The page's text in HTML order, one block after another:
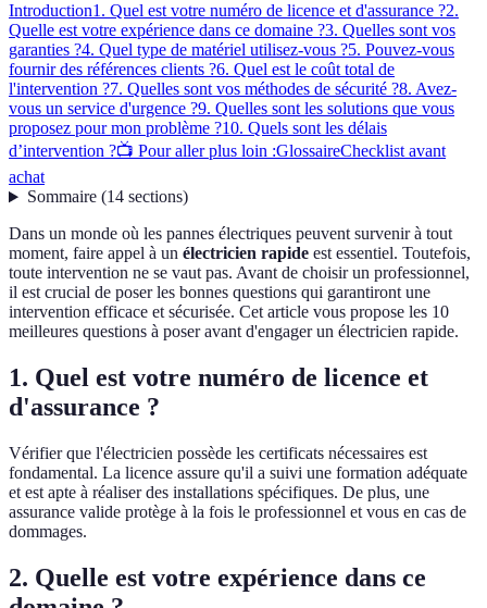
Introduction1. Quel est votre numéro de licence et d'assurance ?2.
Quelle est votre expérience dans ce domaine ?3. Quelles sont vos
garanties ?4. Quel type de matériel utilisez-vous ?5. Pouvez-vous
fournir des références clients ?6. Quel est le coût total de
l'intervention ?7. Quelles sont vos méthodes de sécurité ?8. Avez-
vous un service d'urgence ?9. Quelles sont les solutions que vous
proposez pour mon problème ?10. Quels sont les délais
d’intervention ?📺 Pour aller plus loin :GlossaireChecklist avant
achat
Sommaire(14 sections)
Dans un monde où les pannes électriques peuvent survenir à tout
moment, faire appel à un électricien rapide est essentiel. Toutefois,
toute intervention ne se vaut pas. Avant de choisir un professionnel,
il est crucial de poser les bonnes questions qui garantiront une
intervention efficace et sécurisée. Cet article vous propose les 10
meilleures questions à poser avant d'engager un électricien rapide.
1. Quel est votre numéro de licence et
d'assurance ?
Vérifier que l'électricien possède les certificats nécessaires est
fondamental. La licence assure qu'il a suivi une formation adéquate
et est apte à réaliser des installations spécifiques. De plus, une
assurance valide protège à la fois le professionnel et vous en cas de
dommages.
2. Quelle est votre expérience dans ce